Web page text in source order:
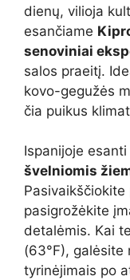
dienų, vilioja
esančiame
senoviniai
salos praeitį.
kovo-gegužės
čia puikus
Ispanijoje
švelniomis
pasigrožėkite
detalėmis. Kai
(63°F), galėsite
tyrinėjimais po